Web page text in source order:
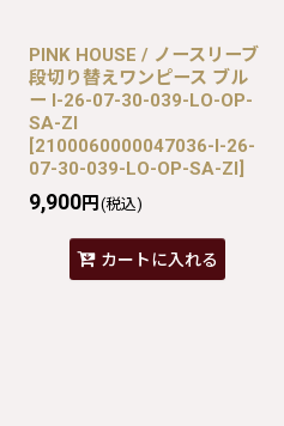
PINK HOUSE / ノースリーブ
段切り替えワンピース ブル
ー I-26-07-30-039-LO-OP-
SA-ZI
[2100060000047036-I-26-
07-30-039-LO-OP-SA-ZI]
9,900円 (税込)
カートに入れる